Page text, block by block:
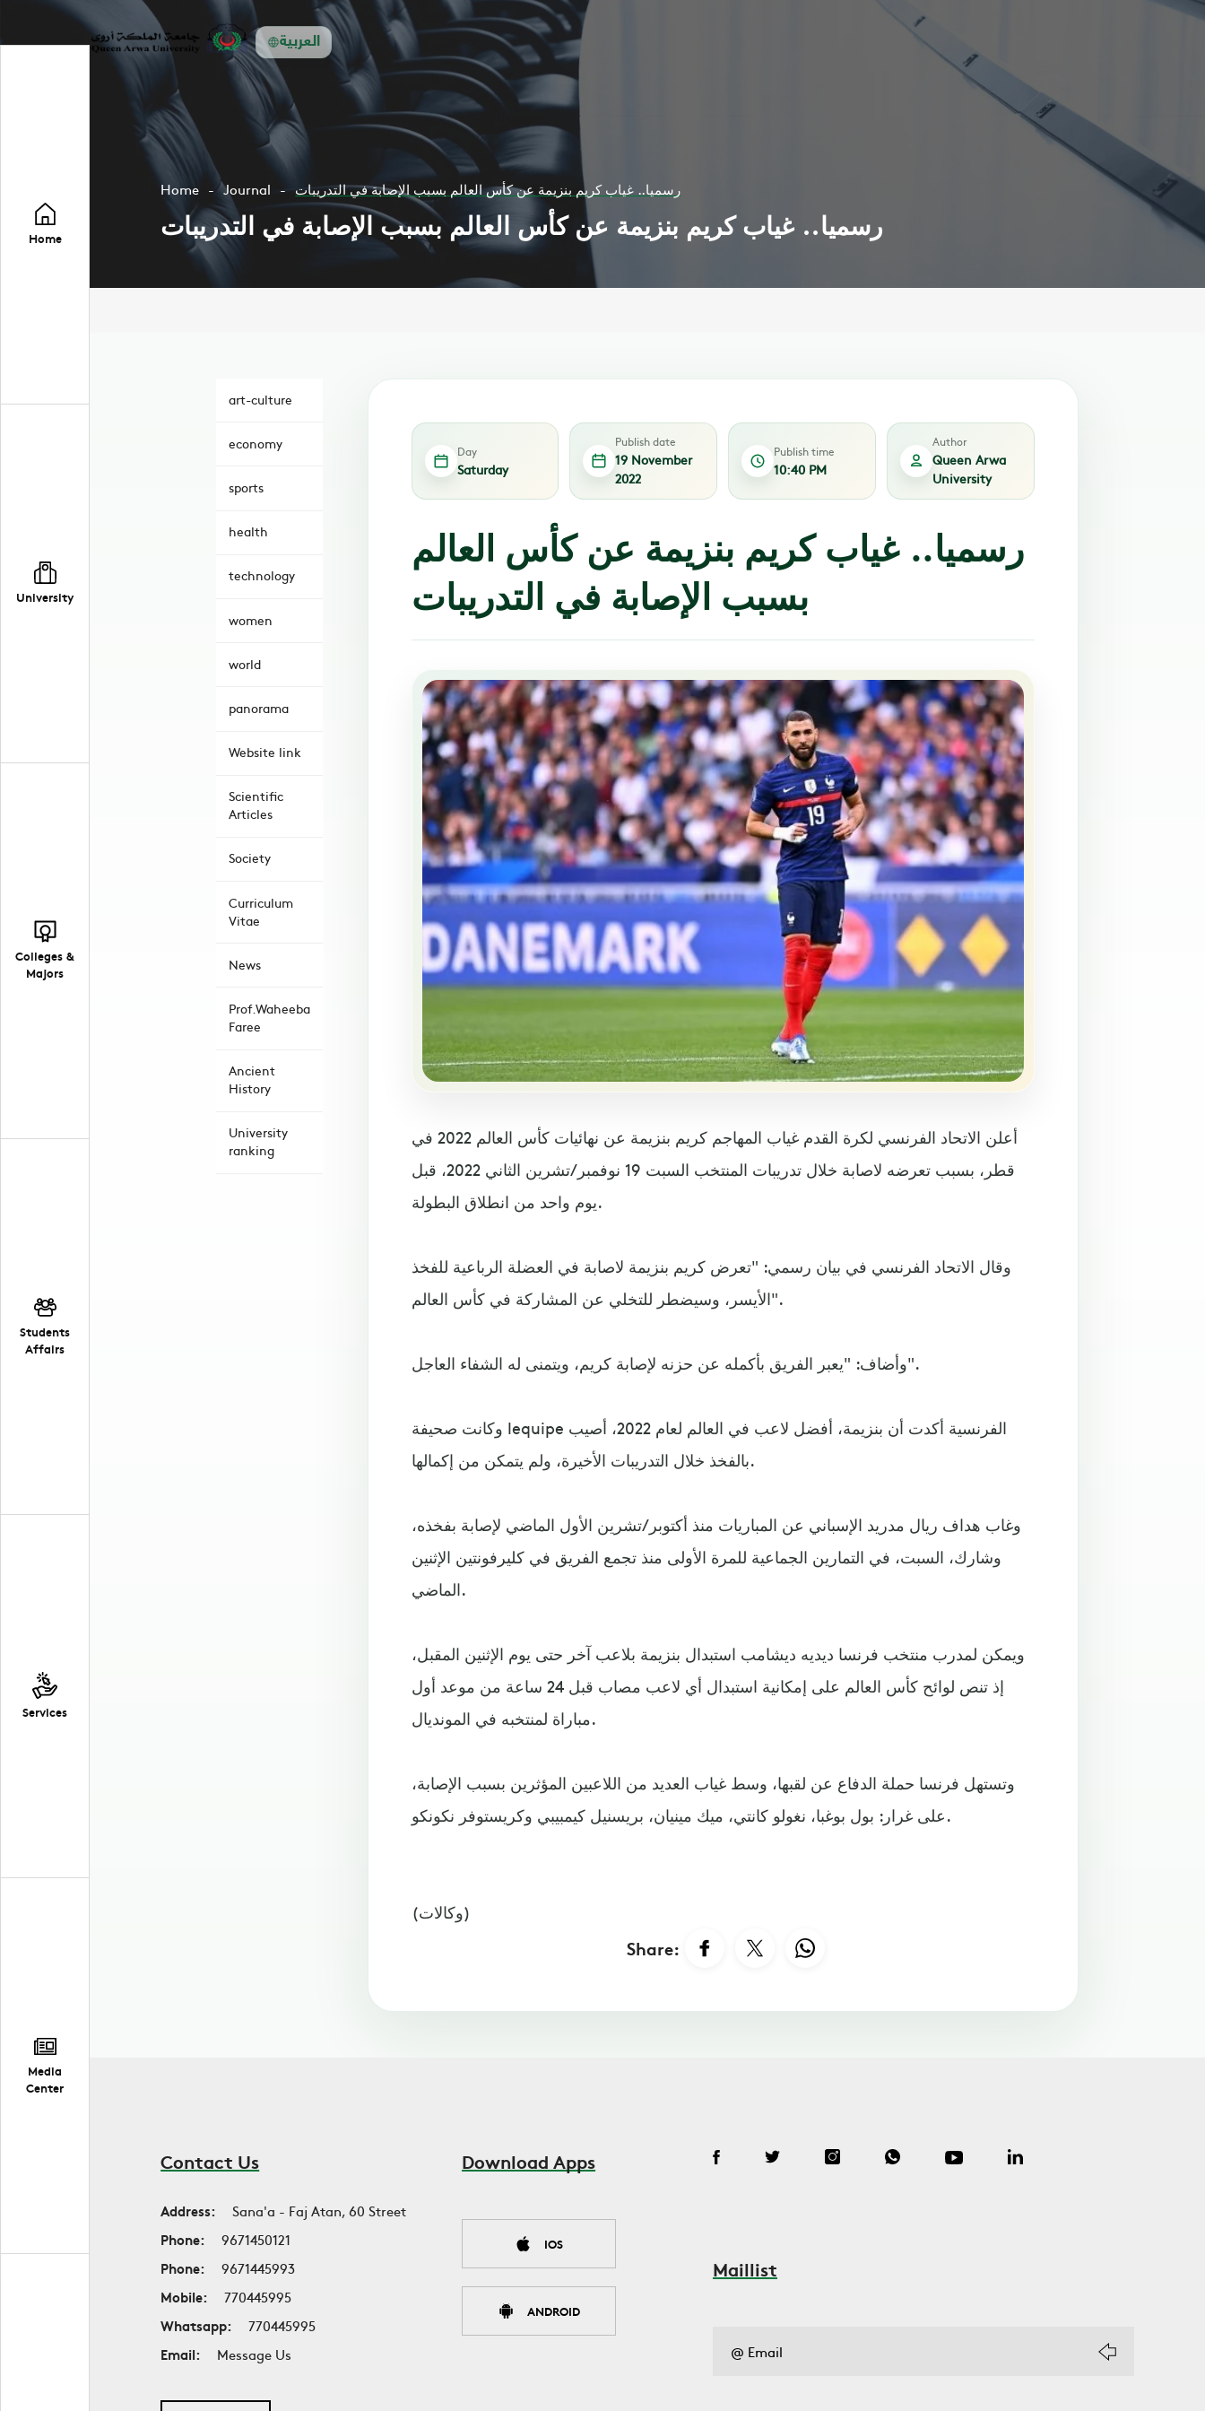
العربية
Home
University
Colleges &
Majors
Students
Affairs
Services
Media
Center
Home Journal رسميا.. غياب كريم بنزيمة عن كأس العالم بسبب الإصابة في التدريبات
رسميا.. غياب كريم بنزيمة عن كأس العالم بسبب الإصابة في التدريبات
art-culture
economy
sports
health
technology
women
world
panorama
Website link
Scientific
Articles
Society
Curriculum
Vitae
News
Prof.Waheeba
Faree
Ancient
History
University
ranking
Day
Saturday
Publish date
19 November
2022
Publish time
10:40 PM
Author
Queen Arwa
University
رسميا.. غياب كريم بنزيمة عن كأس العالم
بسبب الإصابة في التدريبات
أعلن الاتحاد الفرنسي لكرة القدم غياب المهاجم كريم بنزيمة عن نهائيات كأس العالم 2022 في
قطر، بسبب تعرضه لاصابة خلال تدريبات المنتخب السبت 19 نوفمبر/تشرين الثاني 2022، قبل
يوم واحد من انطلاق البطولة.
وقال الاتحاد الفرنسي في بيان رسمي: "تعرض كريم بنزيمة لاصابة في العضلة الرباعية للفخذ
الأيسر، وسيضطر للتخلي عن المشاركة في كأس العالم".
وأضاف: "يعبر الفريق بأكمله عن حزنه لإصابة كريم، ويتمنى له الشفاء العاجل".
وكانت صحيفة lequipe الفرنسية أكدت أن بنزيمة، أفضل لاعب في العالم لعام 2022، أصيب
بالفخذ خلال التدريبات الأخيرة، ولم يتمكن من إكمالها.
وغاب هداف ريال مدريد الإسباني عن المباريات منذ أكتوبر/تشرين الأول الماضي لإصابة بفخذه،
وشارك، السبت، في التمارين الجماعية للمرة الأولى منذ تجمع الفريق في كليرفونتين الإثنين
الماضي.
ويمكن لمدرب منتخب فرنسا ديديه ديشامب استبدال بنزيمة بلاعب آخر حتى يوم الإثنين المقبل،
إذ تنص لوائح كأس العالم على إمكانية استبدال أي لاعب مصاب قبل 24 ساعة من موعد أول
مباراة لمنتخبه في المونديال.
وتستهل فرنسا حملة الدفاع عن لقبها، وسط غياب العديد من اللاعبين المؤثرين بسبب الإصابة،
على غرار: بول بوغبا، نغولو كانتي، ميك مينيان، بريسنيل كيمبيبي وكريستوفر نكونكو.
(وكالات)
Share:
Contact Us
Address:
Sana'a - Faj Atan, 60 Street
Phone:
9671450121
Phone:
9671445993
Mobile:
770445995
Whatsapp:
770445995
Email:
Message Us
Download Apps
IOS
ANDROID
Maillist